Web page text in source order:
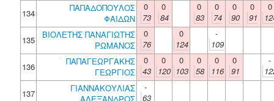
134
ΠΑΠΑΔΟΠΟΥΛΟΣ
ΦΑΙΔΩΝ
0
73
0
84
0
83
0
74
0
90
0
91
0
135
ΒΙΟΛΕΤΗΣ ΠΑΝΑΓΙΩΤΗΣ
ΡΩΜΑΝΟΣ
0
76
0
124
-
109
136
ΠΑΠΑΓΕΩΡΓΑΚΗΣ
ΓΕΩΡΓΙΟΣ
0
43
0
120
0
103
0
58
0
116
0
91
-
137
ΓΙΑΝΝΑΚΟΥΛΙΑΣ
-
63